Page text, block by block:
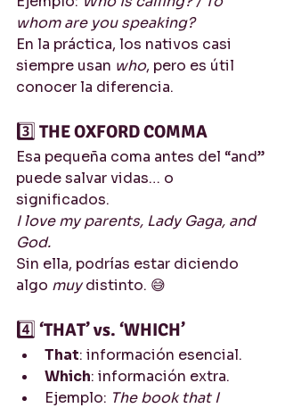
whom are you speaking?
En la práctica, los nativos casi
siempre usan who, pero es útil
conocer la diferencia.
3️⃣ THE OXFORD COMMA
Esa pequeña coma antes del “and”
puede salvar vidas… o
significados.
I love my parents, Lady Gaga, and
God.
Sin ella, podrías estar diciendo
algo muy distinto. 😅
4️⃣ ‘THAT’ vs. ‘WHICH’
That: información esencial.
Which: información extra.
Ejemplo: The book that I